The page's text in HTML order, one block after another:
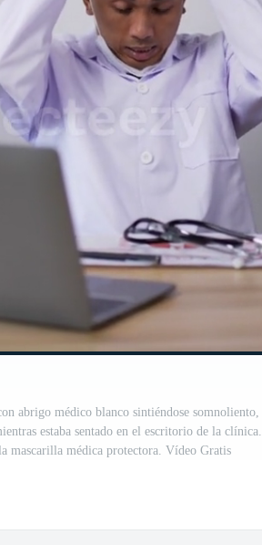
abrigo médico blanco sintiéndose somnoliento,
estaba sentado en el escritorio de la clínica.
mascarilla médica protectora. Vídeo Gratis